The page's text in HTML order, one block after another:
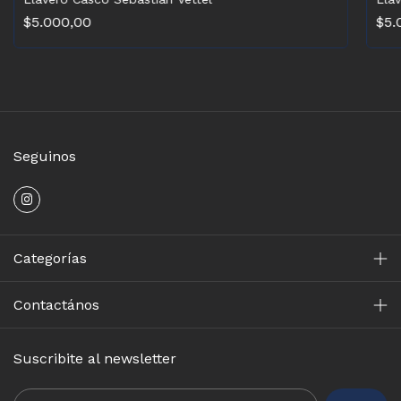
$5.000,00
Seguinos
Categorías
Contactános
Suscribite al newsletter